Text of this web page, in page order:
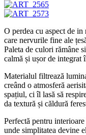
O perdea cu aspect de
care nervurile fine ale
Paleta de culori rămâne
calmă și ușor de integrat
Materialul filtrează
creând o atmosferă
spațiul, ci îl lasă să
da textură și căldură
Perfectă pentru
unde simplitatea devine